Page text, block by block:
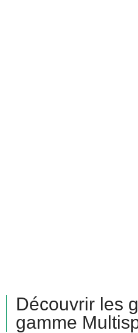
Découvrir les
gamme